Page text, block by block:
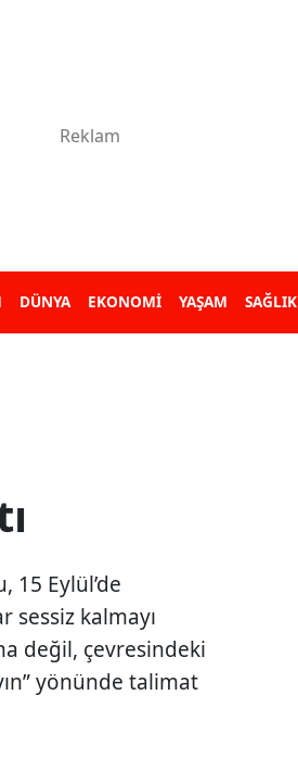
DÜNYA EKONOMİ YAŞAM SAĞLIK
15 Eylül’de
sessiz kalmayı
değil, çevresindeki
yönünde talimat